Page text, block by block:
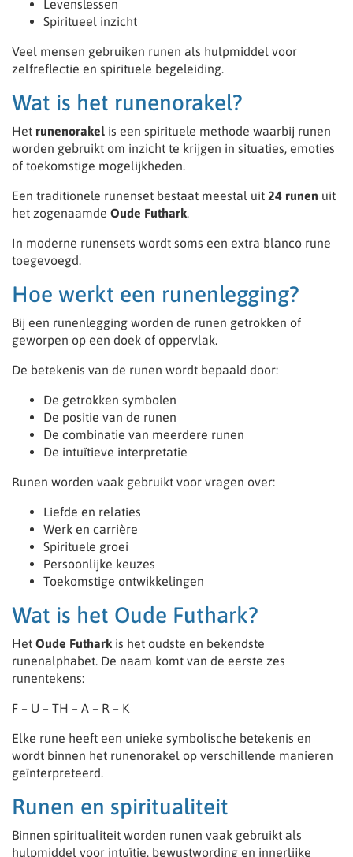
Levenslessen
Spiritueel inzicht
Veel mensen gebruiken runen als hulpmiddel voor
zelfreflectie en spirituele begeleiding.
Wat is het runenorakel?
Het runenorakel is een spirituele methode waarbij runen
worden gebruikt om inzicht te krijgen in situaties, emoties
of toekomstige mogelijkheden.
Een traditionele runenset bestaat meestal uit 24 runen uit
het zogenaamde Oude Futhark
In moderne runensets wordt soms een extra blanco rune
toegevoegd.
Hoe werkt een runenlegging?
Bij een runenlegging worden de runen getrokken of
geworpen op een doek of oppervlak.
De betekenis van de runen wordt bepaald door:
De getrokken symbolen
De positie van de runen
De combinatie van meerdere runen
De intuïtieve interpretatie
Runen worden vaak gebruikt voor vragen over:
Liefde en relaties
Werk en carrière
Spirituele groei
Persoonlijke keuzes
Toekomstige ontwikkelingen
Wat is het Oude Futhark?
Het Oude Futhark is het oudste en bekendste
runenalphabet. De naam komt van de eerste zes
runentekens:
F – U – TH – A – R – K
Elke rune heeft een unieke symbolische betekenis en
wordt binnen het runenorakel op verschillende manieren
geïnterpreteerd.
Runen en spiritualiteit
Binnen spiritualiteit worden runen vaak gebruikt als
hulpmiddel voor intuïtie, bewustwording en innerlijke